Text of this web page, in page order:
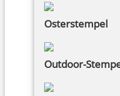
Osterstempel
Outdoor-